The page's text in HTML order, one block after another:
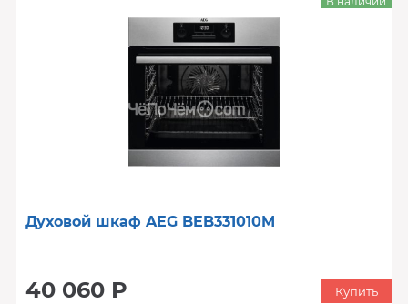
Духовой шкаф AEG BEB331010M
40 060 Р Купить